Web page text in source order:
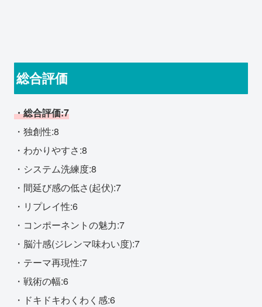
総合評価
・総合評価:7
・独創性:8
・わかりやすさ:8
・システム洗練度:8
・間延び感の低さ(起伏):7
・リプレイ性:6
・コンポーネントの魅力:7
・脳汁感(ジレンマ味わい度):7
・テーマ再現性:7
・戦術の幅:6
・ドキドキわくわく感:6